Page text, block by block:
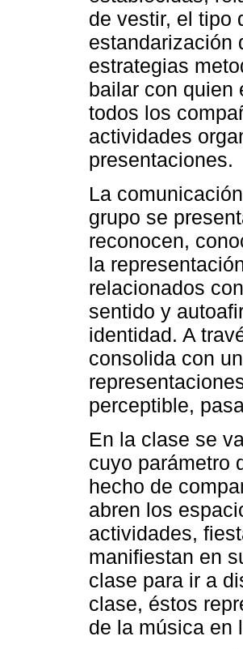
de vestir, el tipo
estandarización
estrategias
bailar con quien
todos los
actividades
presentaciones.
La
grupo se
reconocen,
la
relacionados
sentido y
identidad. A
consolida con
perceptible,
En la clase se
cuyo parámetro
hecho de
abren los
actividades,
manifiestan en
clase para ir a
clase, éstos
de la música en